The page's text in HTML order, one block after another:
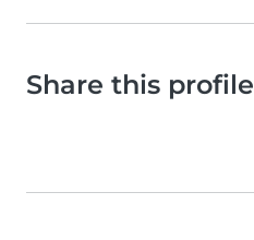
Share this profile